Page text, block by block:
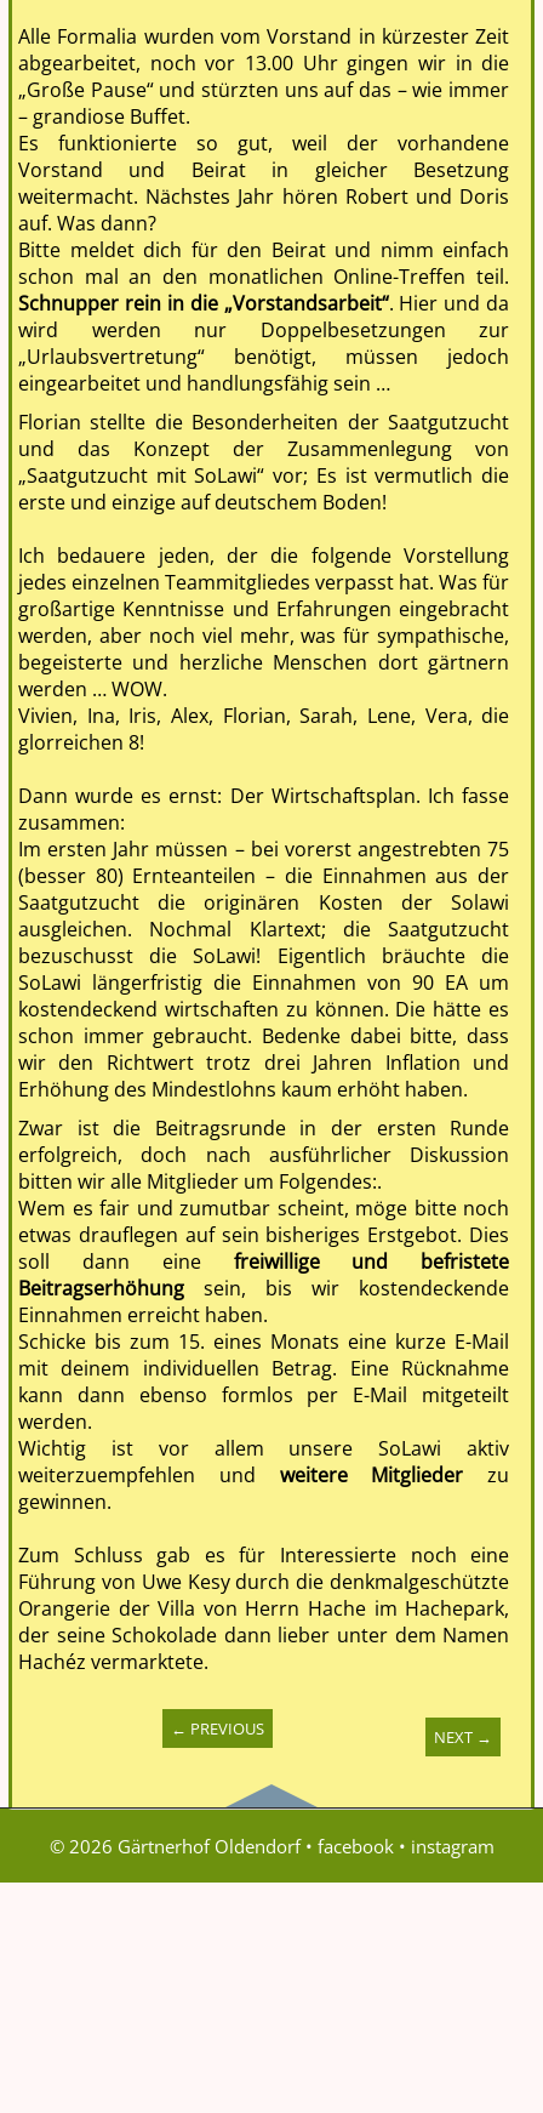
Schnupper rein in die „Vorstandsarbeit“. Hier und da
wird werden nur Doppelbesetzungen zur
„Urlaubsvertretung“ benötigt, müssen jedoch
eingearbeitet und handlungsfähig sein …
Florian stellte die Besonderheiten der Saatgutzucht
und das Konzept der Zusammenlegung von
„Saatgutzucht mit SoLawi“ vor; Es ist vermutlich die
erste und einzige auf deutschem Boden!
Ich bedauere jeden, der die folgende Vorstellung
jedes einzelnen Teammitgliedes verpasst hat. Was für
großartige Kenntnisse und Erfahrungen eingebracht
werden, aber noch viel mehr, was für sympathische,
begeisterte und herzliche Menschen dort gärtnern
werden … WOW.
Vivien, Ina, Iris, Alex, Florian, Sarah, Lene, Vera, die
glorreichen 8!
zusammen:
Im ersten Jahr müssen – bei vorerst angestrebten 75
(besser 80) Ernteanteilen – die Einnahmen aus der
Saatgutzucht die originären Kosten der Solawi
ausgleichen. Nochmal Klartext; die Saatgutzucht
bezuschusst die SoLawi! Eigentlich bräuchte die
SoLawi längerfristig die Einnahmen von 90 EA um
kostendeckend wirtschaften zu können. Die hätte es
wir den Richtwert trotz drei Jahren Inflation und
Erhöhung des Mindestlohns kaum erhöht haben.
Zwar ist die Beitragsrunde in der ersten Runde
erfolgreich, doch nach ausführlicher Diskussion
bitten wir alle Mitglieder um Folgendes:.
Wem es fair und zumutbar scheint, möge bitte noch
etwas drauflegen auf sein bisheriges Erstgebot. Dies
soll dann einefreiwillige und befristete
Beitragserhöhungsein, bis wir kostendeckende
Einnahmen erreicht haben.
Schicke bis zum 15. eines Monats eine kurze E-Mail
mit deinem individuellen Betrag. Eine Rücknahme
kann dann ebenso formlos per E-Mail mitgeteilt
werden.
Wichtig ist vor allem unsere SoLawi aktiv
weiterzuempfehlen undweitere Mitglieder zu
gewinnen.
Zum Schluss gab es für Interessierte noch eine
Führung von Uwe Kesy durch die denkmalgeschützte
Orangerie der Villa von Herrn Hache im Hachepark,
der seine Schokolade dann lieber unter dem Namen
Hachéz vermarktete.
← PREVIOUS NEXT →
© 2026 Gärtnerhof Oldendorf •facebook•instagram